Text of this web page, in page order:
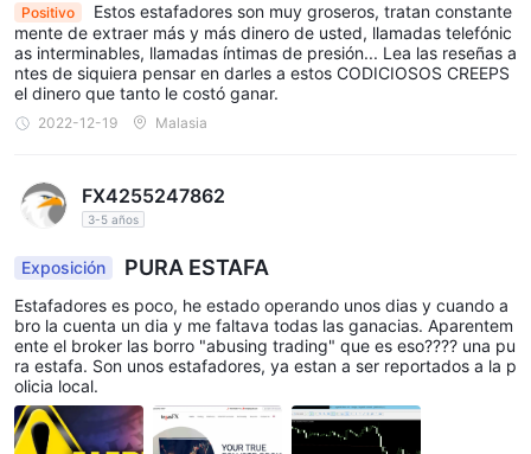
Positivo
Estos estafadores son muy groseros, tratan constante
mente de extraer más y más dinero de usted, llamadas telefónic
as interminables, llamadas íntimas de presión... Lea las reseñas a
ntes de siquiera pensar en darles a estos CODICIOSOS CREEPS
el dinero que tanto le costó ganar.
2022-12-19 Malasia
FX4255247862
3-5 años
Exposición PURA ESTAFA
Estafadores es poco, he estado operando unos dias y cuando a
bro la cuenta un dia y me faltava todas las ganacias. Aparentem
ente el broker las borro "abusing trading" que es eso???? una pu
ra estafa. Son unos estafadores, ya estan a ser reportados a la p
olicia local.